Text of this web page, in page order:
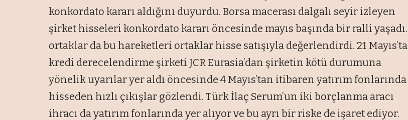
konkordato kararı aldığını duyurdu. Borsa macerası dalgalı seyir izleyen
şirket hisseleri konkordato kararı öncesinde mayıs başında bir ralli yaşadı.
ortaklar da bu hareketleri ortaklar hisse satışıyla değerlendirdi. 21 Mayıs’ta
kredi derecelendirme şirketi JCR Eurasia’dan şirketin kötü durumuna
yönelik uyarılar yer aldı öncesinde 4 Mayıs’tan itibaren yatırım fonlarında
hisseden hızlı çıkışlar gözlendi. Türk İlaç Serum’un iki borçlanma aracı
ihracı da yatırım fonlarında yer alıyor ve bu ayrı bir riske de işaret ediyor.